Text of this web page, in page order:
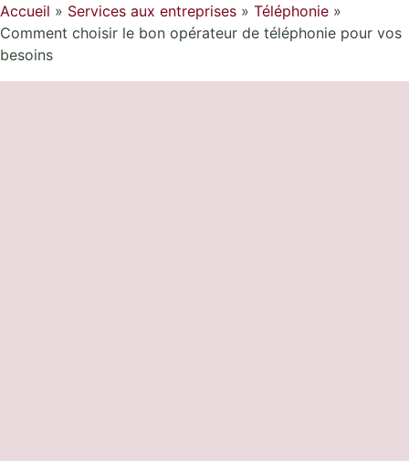
Accueil » Services aux entreprises » Téléphonie »
Comment choisir le bon opérateur de téléphonie pour vos
besoins